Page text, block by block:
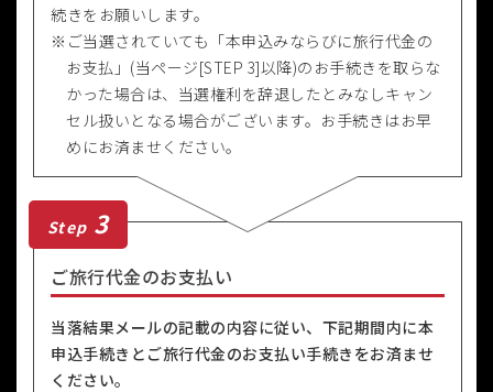
続きをお願いします。
ご当選されていても「本申込みならびに旅行代金の
お支払」(当ページ[STEP 3]以降)のお手続きを取らな
かった場合は、当選権利を辞退したとみなしキャン
セル扱いとなる場合がございます。お手続きはお早
めにお済ませください。
Step 3
ご旅行代金のお支払い
当落結果メールの記載の内容に従い、下記期間内に本
申込手続きとご旅行代金のお支払い手続きをお済ませ
ください。